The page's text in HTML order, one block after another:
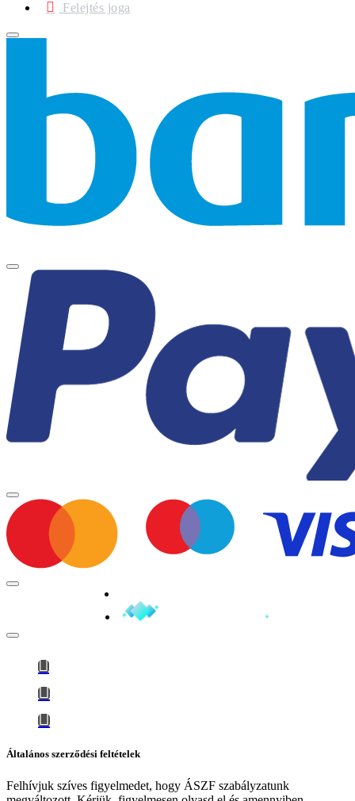
Felejtés joga
Általános szerződési feltételek
Felhívjuk szíves figyelmedet, hogy ÁSZF szabályzatunk